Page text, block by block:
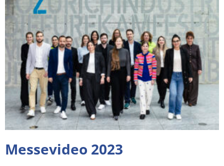
Messevideo 2023